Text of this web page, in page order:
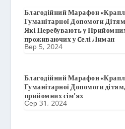
Благодійний Марафон
Гуманітарної Допомоги
Які Перебувають у
проживаючих у Cелі Лиман
Вер 5, 2024
Благодійний Марафон
Гуманітарної Допомоги
прийомних сім’ях
Сер 31, 2024